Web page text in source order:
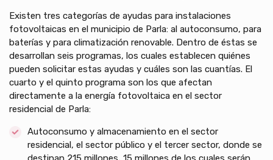
Existen tres categorías de ayudas para instalaciones
fotovoltaicas en el municipio de Parla: al autoconsumo, para
baterías y para climatización renovable. Dentro de éstas se
desarrollan seis programas, los cuales establecen quiénes
pueden solicitar estas ayudas y cuáles son las cuantías. El
cuarto y el quinto programa son los que afectan
directamente a la energía fotovoltaica en el sector
residencial de Parla:
Autoconsumo y almacenamiento en el sector
residencial, el sector público y el tercer sector, donde se